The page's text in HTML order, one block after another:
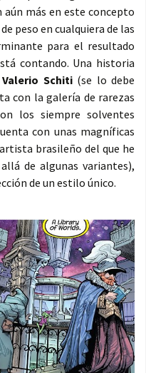
más en este concepto
peso en cualquiera de las
para el resultado
contando. Una historia
Valerio Schiti(se lo debe
con la galería de rarezas
los siempre solventes
con unas magníficas
brasileño del que he
de algunas variantes),
de un estilo único.